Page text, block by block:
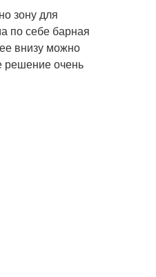
зону для
по себе барная
внизу можно
решение очень